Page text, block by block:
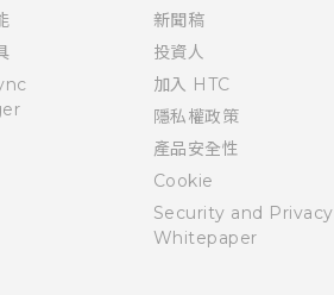
新聞稿
投資人
加入 HTC
隱私權政策
產品安全性
Cookie
Security and Privacy
Whitepaper